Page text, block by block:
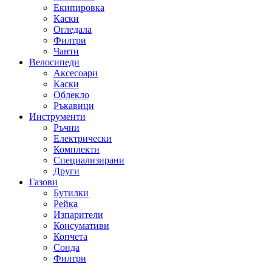
Екипировка
Каски
Огледала
Филтри
Чанти
Велосипеди
Аксесоари
Каски
Облекло
Ръкавици
Инструменти
Ръчни
Електрически
Комплекти
Специализирани
Други
Газови
Бутилки
Рейка
Изпарители
Консумативи
Копчета
Сонда
Филтри